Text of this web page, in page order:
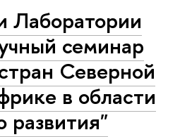
Лаборатории
семинар
Северной
в области
развития"